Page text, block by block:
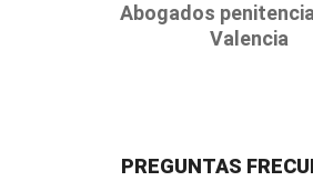
Abogados
Valencia
PREGUNTAS